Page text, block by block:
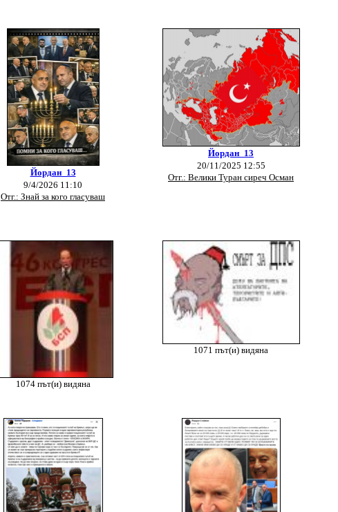
Йордан_13
9/4/2026 11:10
Отг.: Знай за кого гласуваш
Йордан_13
20/11/2025 12:55
Отг.: Велики Туран сиреч Осман
1074 път(и) видяна
1071 път(и) видяна